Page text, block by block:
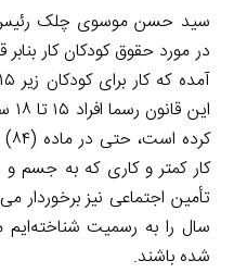
سید حسن موسوی چلک رئیس
کار کمتر و کاری که به جسم
سال را به رسمیت شناخته‌ایم
شده باشند.